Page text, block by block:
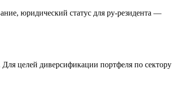
юридический статус для ру-резидента —
целей диверсификации портфеля по сектору